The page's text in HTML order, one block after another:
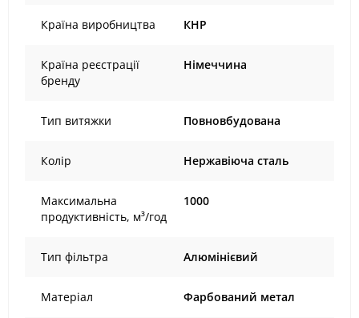
Країна виробництва КНР
Країна реєстрації
бренду
Німеччина
Тип витяжки Повновбудована
Колір Нержавіюча сталь
Максимальна
продуктивність, м³/год
1000
Тип фільтра Алюмінієвий
Матеріал Фарбований метал